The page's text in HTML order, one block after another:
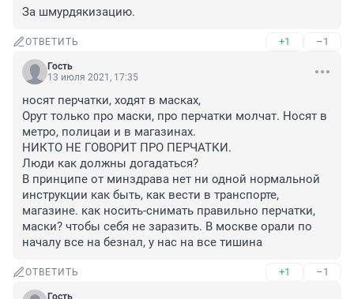
За шмурдякизацию.
ОТВЕТИТЬ +1 –1
Гость
13 июля 2021, 17:35
носят перчатки, ходят в масках,
Орут только про маски, про перчатки молчат. Носят в
метро, полицаи и в магазинах.
НИКТО НЕ ГОВОРИТ ПРО ПЕРЧАТКИ.
Люди как должны догадаться?
В принципе от минздрава нет ни одной нормальной
инструкции как быть, как вести в транспорте,
магазине. как носить-снимать правильно перчатки,
маски? чтобы себя не заразить. В москве орали по
началу все на безнал, у нас на все тишина
ОТВЕТИТЬ +1 –1
Гость